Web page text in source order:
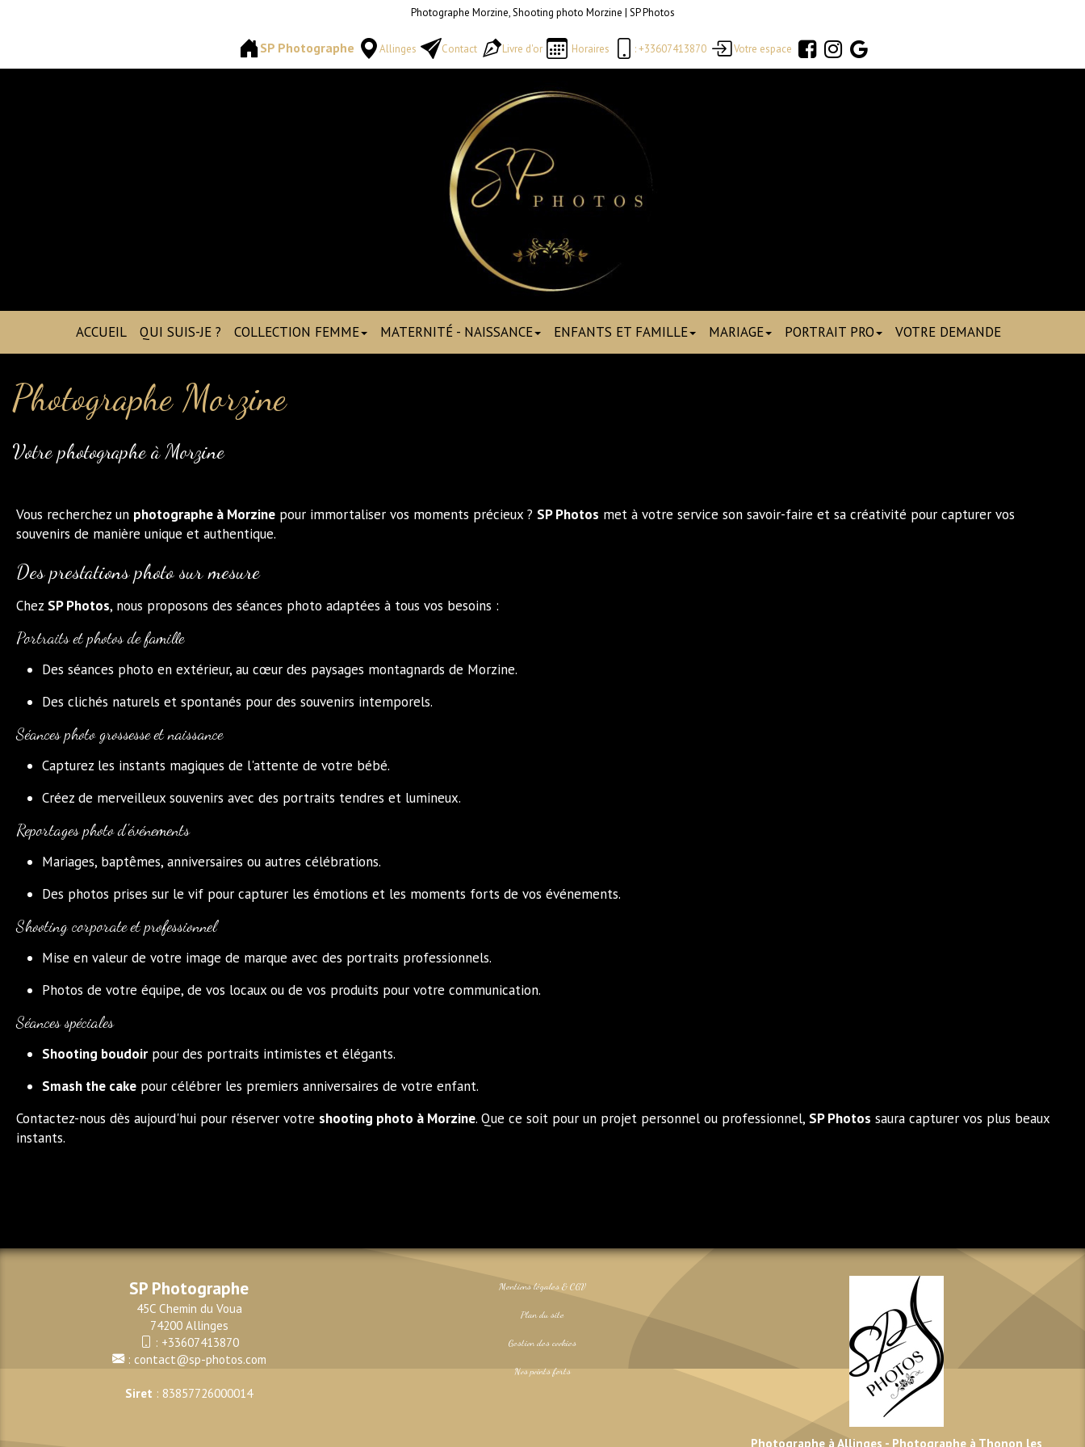
Photographe Morzine, Shooting photo Morzine | SP Photos
SP Photographe Allinges Contact Livre d'or Horaires : +33607413870 Votre espace
ACCUEIL QUI SUIS-JE ? COLLECTION FEMME MATERNITÉ - NAISSANCE ENFANTS ET FAMILLE MARIAGE PORTRAIT PRO VOTRE DEMANDE
Photographe Morzine
Votre photographe à Morzine
Vous recherchez un photographe à Morzine pour immortaliser vos moments précieux ? SP Photos met à votre service son savoir-faire et sa créativité pour capturer vos
souvenirs de manière unique et authentique.
Des prestations photo sur mesure
Chez SP Photos, nous proposons des séances photo adaptées à tous vos besoins :
Portraits et photos de famille
Des séances photo en extérieur, au cœur des paysages montagnards de Morzine.
Des clichés naturels et spontanés pour des souvenirs intemporels.
Séances photo grossesse et naissance
Capturez les instants magiques de l'attente de votre bébé.
Créez de merveilleux souvenirs avec des portraits tendres et lumineux.
Reportages photo d'événements
Mariages, baptêmes, anniversaires ou autres célébrations.
Des photos prises sur le vif pour capturer les émotions et les moments forts de vos événements.
Shooting corporate et professionnel
Mise en valeur de votre image de marque avec des portraits professionnels.
Photos de votre équipe, de vos locaux ou de vos produits pour votre communication.
Séances spéciales
Shooting boudoir pour des portraits intimistes et élégants.
Smash the cake pour célébrer les premiers anniversaires de votre enfant.
Contactez-nous dès aujourd'hui pour réserver votre shooting photo à Morzine. Que ce soit pour un projet personnel ou professionnel, SP Photos saura capturer vos plus beaux
instants.
SP Photographe
45C Chemin du Voua
74200 Allinges
: +33607413870
: contact@sp-photos.com
Siret : 83857726000014
Mentions légales & CGV
Plan du site
Gestion des cookies
Nos points forts
Photographe à Allinges - Photographe à Thonon les